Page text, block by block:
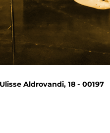
Aldrovandi, 18 - 00197